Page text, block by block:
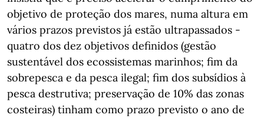
objetivo de proteção dos mares, numa altura em
vários prazos previstos já estão ultrapassados -
quatro dos dez objetivos definidos (gestão
sustentável dos ecossistemas marinhos; fim da
sobrepesca e da pesca ilegal; fim dos subsídios à
pesca destrutiva; preservação de 10% das zonas
costeiras) tinham como prazo previsto o ano de